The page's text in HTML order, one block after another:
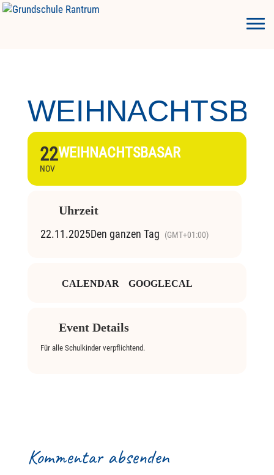
22
NOV
WEIHNACHTSBASAR
Uhrzeit
22.11.2025Den ganzen Tag (GMT+01:00)
CALENDAR GOOGLECAL
Event Details
Für alle Schulkinder verpflichtend.
Kommentar absenden